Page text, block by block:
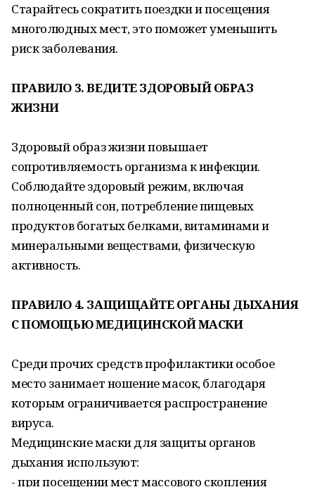
Старайтесь сократить поездки и посещения
многолюдных мест, это поможет уменьшить
риск заболевания.
ПРАВИЛО 3. ВЕДИТЕ ЗДОРОВЫЙ ОБРАЗ
ЖИЗНИ
Здоровый образ жизни повышает
сопротивляемость организма к инфекции.
Соблюдайте здоровый режим, включая
полноценный сон, потребление пищевых
продуктов богатых белками, витаминами и
минеральными веществами, физическую
активность.
ПРАВИЛО 4. ЗАЩИЩАЙТЕ ОРГАНЫ ДЫХАНИЯ
С ПОМОЩЬЮ МЕДИЦИНСКОЙ МАСКИ
Среди прочих средств профилактики особое
место занимает ношение масок, благодаря
которым ограничивается распространение
вируса.
Медицинские маски для защиты органов
дыхания используют:
- при посещении мест массового скопления